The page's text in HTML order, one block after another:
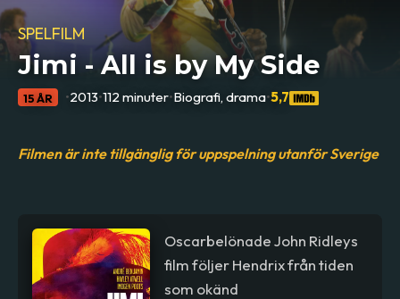
SPELFILM
Jimi - All is by My Side
15 ÅR •2013•112 minuter•Biografi, drama•5,7
Filmen är inte tillgänglig för uppspelning utanför Sverige
Oscarbelönade John Ridleys
film följer Hendrix från tiden
som okänd